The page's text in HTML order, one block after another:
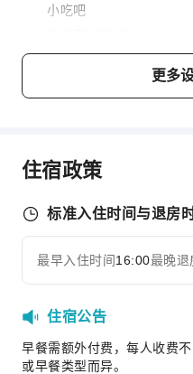
小吃吧
会议厅
台式电脑
儿童设施
儿童餐
交通服务
洗衣服务
展
更多
住宿政策
标准入住时间与退房
最早入住时间16:00最晚退
住宿公告
早餐需额外付费，每人收费
或早餐类型而异。